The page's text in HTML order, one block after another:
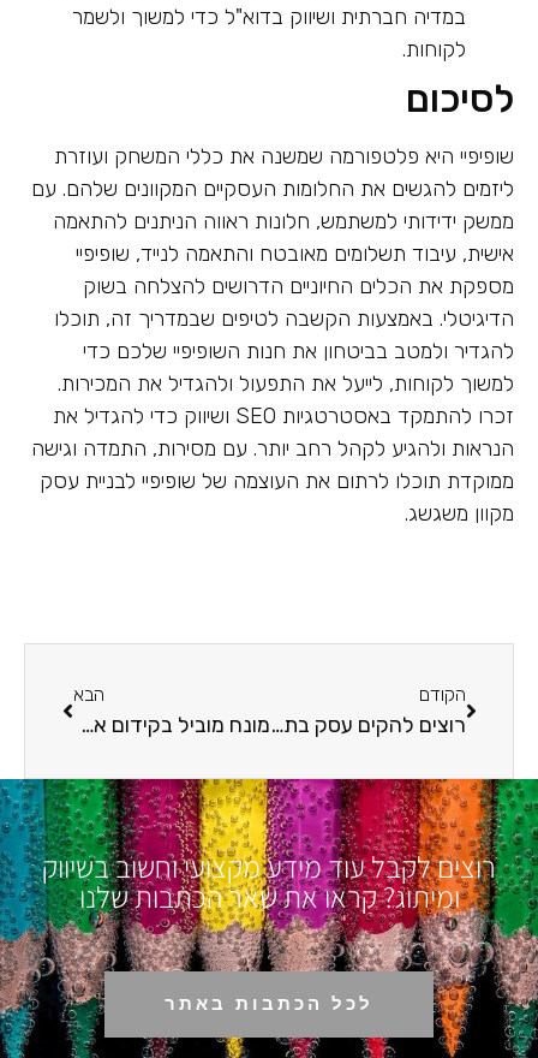
במדיה חברתית ושיווק בדוא"ל כדי למשוך ולשמר
לקוחות.
לסיכום
שופיפיי היא פלטפורמה שמשנה את כללי המשחק ועוזרת
ליזמים להגשים את החלומות העסקיים המקוונים שלהם. עם
ממשק ידידותי למשתמש, חלונות ראווה הניתנים להתאמה
אישית, עיבוד תשלומים מאובטח והתאמה לנייד, שופיפיי
מספקת את הכלים החיוניים הדרושים להצלחה בשוק
הדיגיטלי. באמצעות הקשבה לטיפים שבמדריך זה, תוכלו
להגדיר ולמטב בביטחון את חנות השופיפיי שלכם כדי
למשוך לקוחות, לייעל את התפעול ולהגדיל את המכירות.
זכרו להתמקד באסטרטגיות SEO ושיווק כדי להגדיל את
הנראות ולהגיע לקהל רחב יותר. עם מסירות, התמדה וגישה
ממוקדת תוכלו לרתום את העוצמה של שופיפיי לבניית עסק
מקוון משגשג.
הקודם
רוצים להקים עסק בתחום קידום האתרים – הכירו את שירות רישום חברה מקוון של Legal It
הבא
מונח מוביל בקידום אתרים: כל מה שצריך לדעת על דף נחיתה
רוצים לקבל עוד מידע מקצועי וחשוב בשיווק
ומיתוג? קראו את שאר הכתבות שלנו
לכל הכתבות באתר